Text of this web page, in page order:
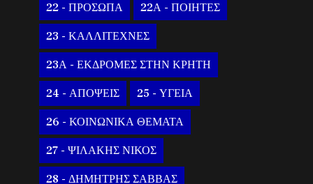
22 - ΠΡΟΣΩΠΑ 22Α - ΠΟΙΗΤΕΣ
23 - ΚΑΛΛΙΤΕΧΝΕΣ
23Α - ΕΚΔΡΟΜΕΣ ΣΤΗΝ ΚΡΗΤΗ
24 - ΑΠΟΨΕΙΣ 25 - ΥΓΕΙΑ
26 - ΚΟΙΝΩΝΙΚΑ ΘΕΜΑΤΑ
27 - ΨΙΛΑΚΗΣ ΝΙΚΟΣ
28 - ΔΗΜΗΤΡΗΣ ΣΑΒΒΑΣ